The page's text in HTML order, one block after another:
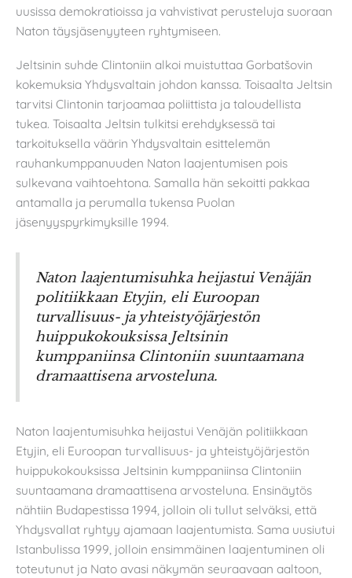
uusissa demokratioissa ja vahvistivat perusteluja suoraan
Naton täysjäsenyyteen ryhtymiseen.
Jeltsinin suhde Clintoniin alkoi muistuttaa Gorbatšovin
kokemuksia Yhdysvaltain johdon kanssa. Toisaalta Jeltsin
tarvitsi Clintonin tarjoamaa poliittista ja taloudellista
tukea. Toisaalta Jeltsin tulkitsi erehdyksessä tai
tarkoituksella väärin Yhdysvaltain esittelemän
rauhankumppanuuden Naton laajentumisen pois
sulkevana vaihtoehtona. Samalla hän sekoitti pakkaa
antamalla ja perumalla tukensa Puolan
jäsenyyspyrkimyksille 1994.
Naton laajentumisuhka heijastui Venäjän
politiikkaan Etyjin, eli Euroopan
turvallisuus- ja yhteistyöjärjestön
huippukokouksissa Jeltsinin
kumppaniinsa Clintoniin suuntaamana
dramaattisena arvosteluna.
Naton laajentumisuhka heijastui Venäjän politiikkaan
Etyjin, eli Euroopan turvallisuus- ja yhteistyöjärjestön
huippukokouksissa Jeltsinin kumppaniinsa Clintoniin
suuntaamana dramaattisena arvosteluna. Ensinäytös
nähtiin Budapestissa 1994, jolloin oli tullut selväksi, että
Yhdysvallat ryhtyy ajamaan laajentumista. Sama uusiutui
Istanbulissa 1999, jolloin ensimmäinen laajentuminen oli
toteutunut ja Nato avasi näkymän seuraavaan aaltoon,